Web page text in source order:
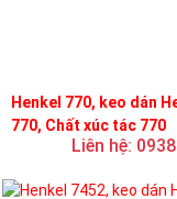
Henkel 770, keo dán
770, Chất xúc tác 770
Liên hệ: